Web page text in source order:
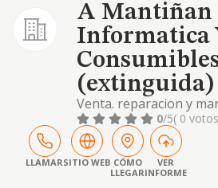
A Mantiñan
Informatica
(extinguida)
Venta. reparacion y
productos
hardware.
0/5( 0
LLAMARSITIO WEB CÓMO
LLEGAR
VER
INFORME